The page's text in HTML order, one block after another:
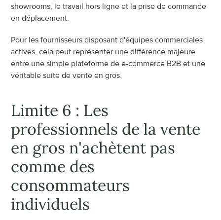
showrooms, le travail hors ligne et la prise de commande
en déplacement.
Pour les fournisseurs disposant d'équipes commerciales
actives, cela peut représenter une différence majeure
entre une simple plateforme de e-commerce B2B et une
véritable suite de vente en gros.
Limite 6 : Les
professionnels de la vente
en gros n'achètent pas
comme des
consommateurs
individuels